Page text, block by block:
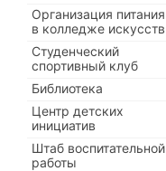
Организация питания
в колледже искусств
Студенческий
спортивный клуб
Библиотека
Центр детских
инициатив
Штаб воспитательной
работы